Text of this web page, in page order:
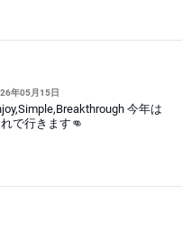
年05月15日
今年は
で行きます👊